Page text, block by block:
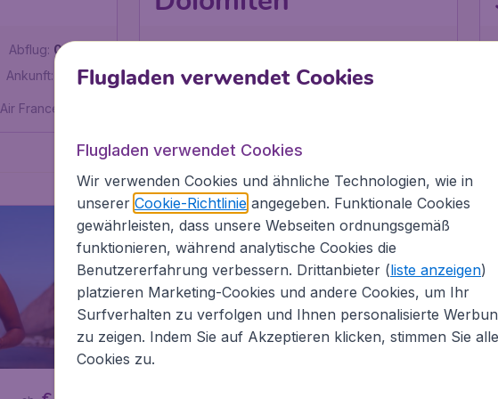
Abflug: 09 Sep.
Ankunft:
16 Sep.
Air France
Mailand, Flughafen
Ankunft:
BLAUES MEER & BARS
Flugladen verwendet Cookies
Flugladen verwendet Cookies
Wir verwenden Cookies und ähnliche Technologien, wie in
unserer Cookie-Richtlinieangegeben. Funktionale Cookies
gewährleisten, dass unsere Webseiten ordnungsgemäß
funktionieren, während analytische Cookies die
Benutzererfahrung verbessern. Drittanbieter (liste anzeigen)
platzieren Marketing-Cookies und andere Cookies, um Ihr
Surfverhalten zu verfolgen und Ihnen personalisierte
zu zeigen. Indem Sie auf Akzeptieren klicken, stimmen Sie
Cookies zu.